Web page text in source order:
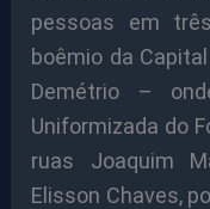
pessoas em
boêmio da
Demétrio –
Uniformizada do
ruas Joaquim
Elisson Chaves,